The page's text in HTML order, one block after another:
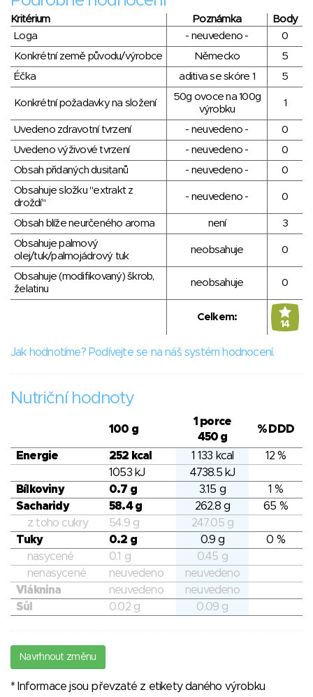
Kritérium Poznámka
Body
Loga
- neuvedeno -
0
Konkrétní země původu/výrobce
Německo
5
Éčka
aditiva se skóre 1 5
Konkrétní požadavky na složení
50g ovoce na 100g
výrobku
1
Uvedeno zdravotní tvrzení - neuvedeno -
0
Uvedeno výživové tvrzení
- neuvedeno -
0
Obsah přidaných dusitanů
- neuvedeno -
0
Obsahuje složku "extrakt z
droždí"
- neuvedeno - 0
Obsah blíže neurčeného aroma není
3
Obsahuje palmový
olej/tuk/palmojádrový tuk
neobsahuje 0
Obsahuje (modifikovaný) škrob,
želatinu
neobsahuje 0
Celkem:
14
Jak hodnotíme? Podívejte se na náš systém hodnocení.
Nutriční hodnoty
100 g
1 porce
450 g
% DDD
Energie 252 kcal 1 133 kcal
12 %
1053 kJ
4738.5 kJ
Bílkoviny
0.7 g 3.15 g
1 %
Sacharidy
58.4 g 262.8 g
65 %
z toho cukry
54.9 g
247.05 g
Tuky
0.2 g 0.9 g
0 %
nasycené
0.1 g
0.45 g
nenasycené
neuvedeno
neuvedeno
Vláknina
neuvedeno
neuvedeno
Sůl
0.02 g 0.09 g
Navrhnout změnu
* Informace jsou převzaté z etikety daného výrobku